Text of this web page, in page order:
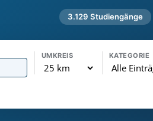
3.129 Studiengänge
UMKREIS KATEGORIE